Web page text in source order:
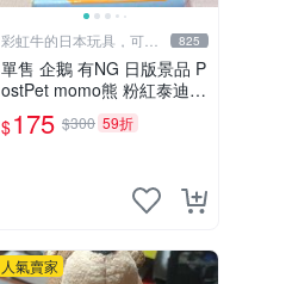
彩虹牛的日本玩具，可7
取付
825
單售 企鵝 有NG 日版景品 P
ostPet momo熊 粉紅泰迪熊
娃娃 布偶 手指頭 娃娃
$175 $300 59折
人氣賣家